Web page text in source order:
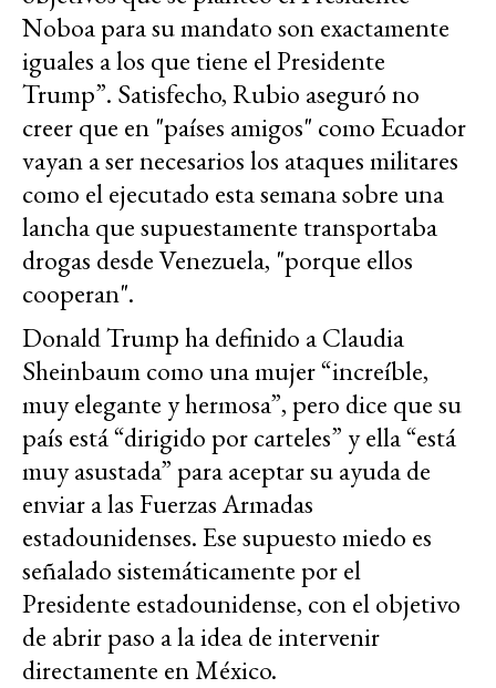
Noboa para su mandato son exactamente
iguales a los que tiene el Presidente
Trump”. Satisfecho, Rubio aseguró no
creer que en "países amigos" como Ecuador
vayan a ser necesarios los ataques militares
como el ejecutado esta semana sobre una
lancha que supuestamente transportaba
drogas desde Venezuela, "porque ellos
cooperan".
Donald Trump ha definido a Claudia
Sheinbaum como una mujer “increíble,
muy elegante y hermosa”, pero dice que su
país está “dirigido por carteles” y ella “está
muy asustada” para aceptar su ayuda de
enviar a las Fuerzas Armadas
estadounidenses. Ese supuesto miedo es
señalado sistemáticamente por el
Presidente estadounidense, con el objetivo
de abrir paso a la idea de intervenir
directamente en México.